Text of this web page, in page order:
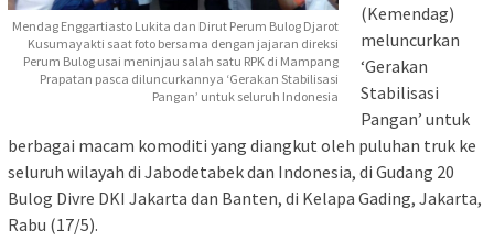
Mendag Enggartiasto Lukita dan Dirut Perum Bulog Djarot
Kusumayakti saat foto bersama dengan jajaran direksi
Perum Bulog usai meninjau salah satu RPK di Mampang
Prapatan pasca diluncurkannya ‘Gerakan Stabilisasi
Pangan’ untuk seluruh Indonesia
(Kemendag)
meluncurkan
‘Gerakan
Stabilisasi
Pangan’ untuk
berbagai macam komoditi yang diangkut oleh puluhan truk ke
seluruh wilayah di Jabodetabek dan Indonesia, di Gudang 20
Bulog Divre DKI Jakarta dan Banten, di Kelapa Gading, Jakarta,
Rabu (17/5).